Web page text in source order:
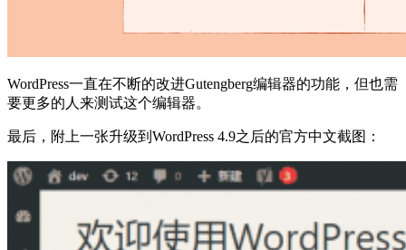
WordPress一直在不断的改进Gutengberg编辑器的功能，但也需
要更多的人来测试这个编辑器。
最后，附上一张升级到WordPress 4.9之后的官方中文截图：